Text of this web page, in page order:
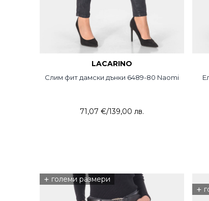
LACARINO
Слим фит дамски дънки 6489-80 Naomi
71,07 €/139,00 лв.
+ големи размери
+